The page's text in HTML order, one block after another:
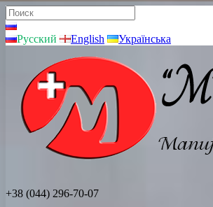
Русский English Українська
+38 (044) 296-70-07